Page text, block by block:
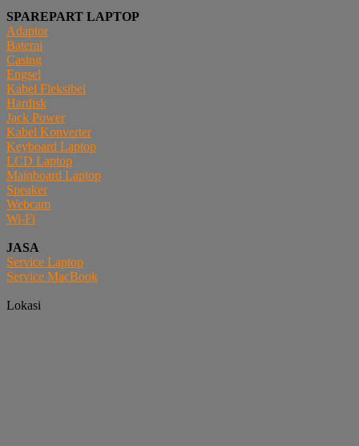
SPAREPART LAPTOP
Adaptor
Baterai
Casing
Engsel
Kabel Fleksibel
Hardisk
Jack Power
Kabel Konverter
Keyboard Laptop
LCD Laptop
Mainboard Laptop
Speaker
Webcam
Wi-Fi
JASA
Service Laptop
Service MacBook
Lokasi